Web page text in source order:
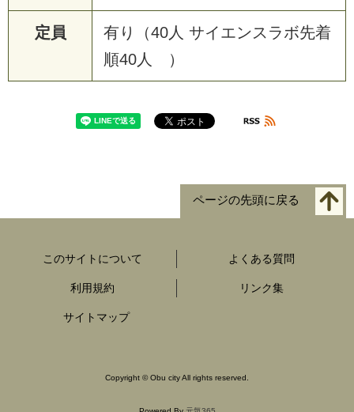
定員
有り（40人 サイエンスラボ先着
順40人 ）
ページの先頭に戻る
このサイトについて よくある質問
利用規約 リンク集
サイトマップ
Copyright ©Obu city All rights reserved.